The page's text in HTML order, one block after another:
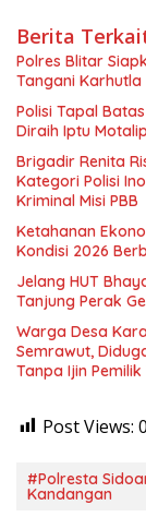
Berita
Polres Blitar
Tangani Karhutla
Polisi Tapal
Diraih Iptu
Brigadir Renita
Kategori Polisi
Kriminal Misi PBB
Ketahanan
Kondisi 2026
Jelang HUT
Tanjung Perak
Warga Desa
Semrawut,
Tanpa Ijin Pemilik
Post Views: 0
#Polresta
Kandangan